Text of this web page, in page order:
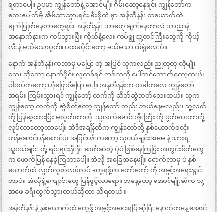
ရတာပေါ့။ ဥပမာ ကျွန်တော်နဲ့ အောင်မျိုး ဂိမ်းဆော့နေရင်း ကျွန်တော်က
သေးပေါက်မို့ အိမ်သာသွားရင်း မီးဖိုထဲ မှာ အန်တီနန်း တယောက်ထဲ
ချက်ပြုတ်နေတာတွေ့ရင်၊ အန်တီနန်း ဘာတွေ ချက်နေတာလဲ ဘာညာနဲ့
အနောက်နားက ကပ်သွားပြီး ကိုယ်နံ့လေး ကပ်ရွု သူ့တင်ကြီးတွေကို ကိုယ့်
လီးနဲ့ မသိမသာပွတ်။ ပထမပိုင်းတော့ မသိမသာ ထိရုံလေးပဲ။
နောက် အန်တီနန်းကဘာမှ မပြော တဲ့ အပြင် သူကလည်း ညုတုတု လိုမျိုး
လေး ဆိုတော့ နောက်ပိုင်း လူလစ်ရင် လစ်သလို ပေါ်တင်ထောက်တော့တယ်၊
ပါးစပ်ကတော့ ဟိုပြောဒီပြော ပေါ့။ အန်တီနန်းက တခါတလေ ကျွန်တော်
အရမ်း ကြမ်းသွားရင် ကျွန်တော့် လက်ကို ဆိတ်ဆွဲတတ်သေးတယ်။ သူက
ကျွန်တော့ လက်ကို ဆွဲစိတ်တော့ ကျွန်တော် လည်း ဘယ်နေမလည်း၊ သူ့လက်
ကို ပြန်ဆွဲထားပြီး မလွတ်တာတို့၊ သူ့လက်မောင်းအိုးကြီး ကို ပွတ်ပေးတာတို့
လုပ်လာတော့တာပေါ့။ အဲဒီအချိန်ထိက ကျွန်တော်တို့ နှစ်ယောက်စလုံး
ဟန်ဆောင်ပန်ဆောင်ပဲ၊ အပြင်ပန်းကတော့ သူငယ်ချင်းအမေ နဲ့ သားရဲ့
သူငယ်ချင်း တို့ ရင်းရင်းနှီးနှီး ဆက်ဆံတဲ့ ပုံပဲ ဖြစ်နေကြပြီး အတွင်းစိတ်တွေ
က ဖောက်ပြန် နေခဲ့ကြတာပေါ့။ အဲလို အခြေအနေမျိုး ရောက်လာမှ ပဲ နှစ်
ယောက်ထဲ လွတ်လွတ်လပ်လပ် တွေ့ရဖို့က တော်တော့် ကို အခွင့်အရေးနည်း
တာပဲ။ အဲလိုနဲ့ ကျောင်းတွေ ပြန်ဖွင့်လာရော။ တနေ့တော့ အောင်မျိုးဆီက သူ့
အဖေ ခရီးထွက်သွားတယ်ဆိုတာ သိရတယ် ။
အန်တီနန်းနဲ့ နှစ်ယောက်ထဲ တွေ့ဖို့ အခွင့်အရေးရပြီ ဆိုပြီး နောက်တနေ့ အောင်